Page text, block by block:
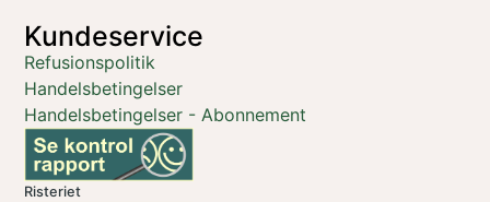
Kundeservice
Refusionspolitik
Handelsbetingelser
Handelsbetingelser - Abonnement
Risteriet